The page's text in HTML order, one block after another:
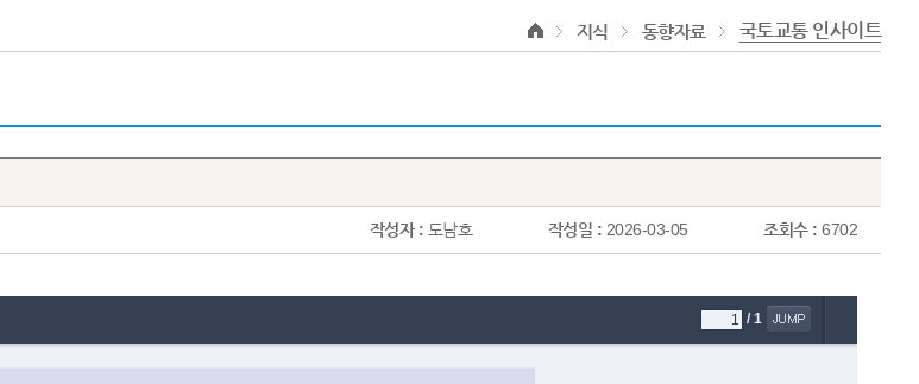
지식 동향자료 국토교통 인사이트
작성자 : 도남호 작성일 : 2026-03-05 조회수 : 6702